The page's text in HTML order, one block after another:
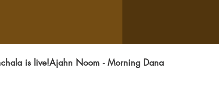
is live!Ajahn Noom - Morning Dana